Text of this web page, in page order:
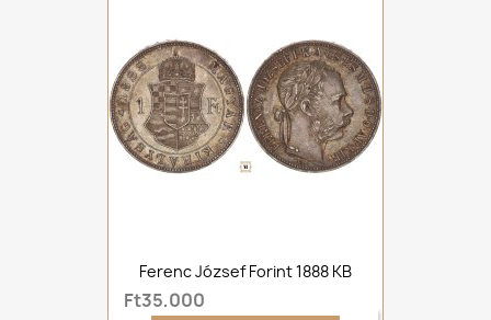
Ferenc József Forint 1888 KB
Ft35,000